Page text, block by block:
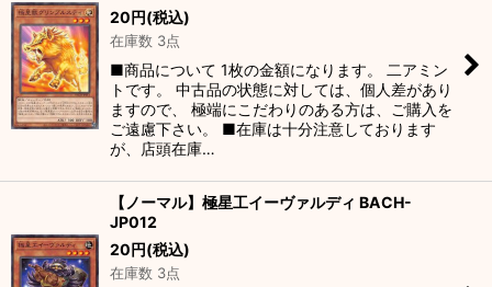
20円(税込)
在庫数 3点
■商品について 1枚の金額になります。 二アミン
トです。 中古品の状態に対しては、個人差があり
ますので、 極端にこだわりのある方は、ご購入を
ご遠慮下さい。 ■在庫は十分注意しております
が、店頭在庫…
【ノーマル】極星工イーヴァルディ BACH-
JP012
20円(税込)
在庫数 3点